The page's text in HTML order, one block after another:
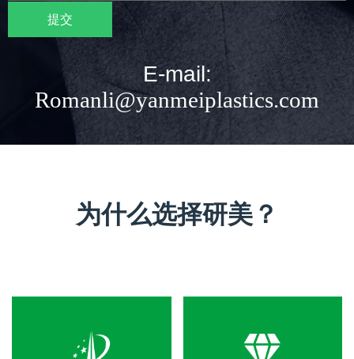
提交
E-mail:
Romanli@yanmeiplastics.com
为什么选择研美？